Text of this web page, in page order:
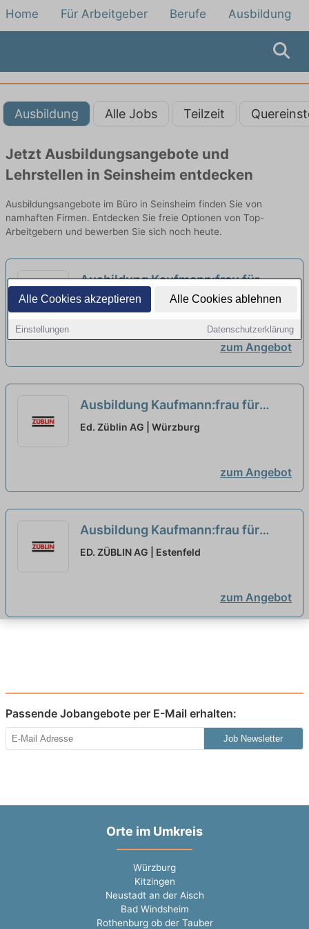
Alle Cookies akzeptieren Alle Cookies ablehnen
Einstellungen Datenschutzerklärung
Home Für Arbeitgeber Berufe Ausbildung
Ausbildung Alle Jobs Teilzeit
Jetzt Ausbildungsangebote und
Lehrstellen in Seinsheim entdecken
Ausbildungsangebote im Büro in Seinsheim finden Sie von
namhaften Firmen. Entdecken Sie freie Optionen von Top-
Arbeitgebern und bewerben Sie sich noch heute.
Ausbildung Kaufmann:frau für
Büromanagement (m/w/d) ab 2027
Ed. Züblin AG | Würzburg
zum Angebot
Ausbildung Kaufmann:frau für
Büromanagement (m/w/d) – ab
Ed. Züblin AG | Würzburg
zum Angebot
Ausbildung Kaufmann:frau für
Büromanagement (m/w/d) – ab
ED. ZÜBLIN AG | Estenfeld
zum Angebot
Passende Jobangebote per E-Mail erhalten:
Job Newsletter
Orte im Umkreis
Würzburg
Kitzingen
Neustadt an der Aisch
Bad Windsheim
Rothenburg ob der Tauber